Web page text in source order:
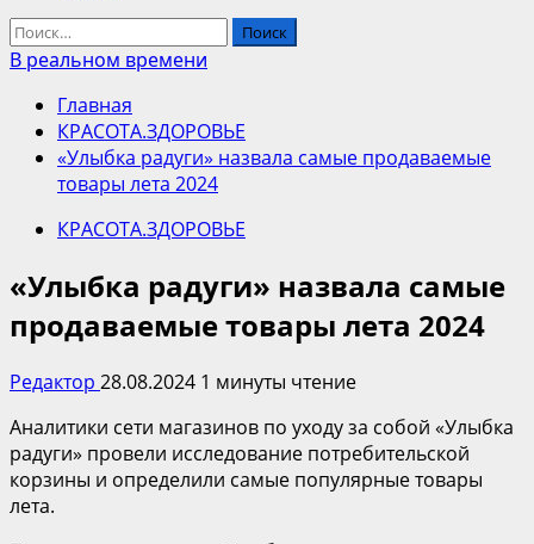
Найти:
В реальном времени
Главная
КРАСОТА.ЗДОРОВЬЕ
«Улыбка радуги» назвала самые продаваемые
товары лета 2024
КРАСОТА.ЗДОРОВЬЕ
«Улыбка радуги» назвала самые
продаваемые товары лета 2024
Редактор 28.08.2024 1 минуты чтение
Аналитики сети магазинов по уходу за собой «Улыбка
радуги» провели исследование потребительской
корзины и определили самые популярные товары
лета.